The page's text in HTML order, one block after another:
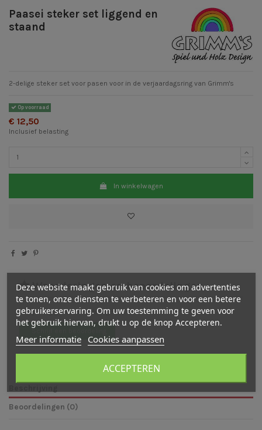
Paasei steker set liggend en
staand
2-delige steker set voor pasen voor in de verjaardagsring van Grimm's
Op voorraad
€ 12,50
Inclusief belasting
In winkelwagen
Waarderingen en beoordelingen
Er zijn nog geen beoordelingen
Beoordelingen (0)
Deze website maakt gebruik van cookies om advertenties
te tonen, onze diensten te verbeteren en voor een betere
gebruikerservaring. Om uw toestemming te geven voor
het gebruik hiervan, drukt u op de knop Accepteren.
Meer informatie Cookies aanpassen
ACCEPTEREN